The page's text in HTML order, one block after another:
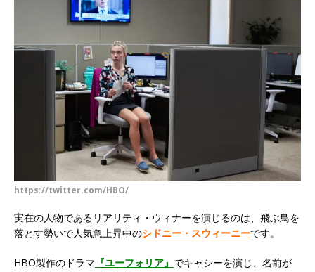
https://twitter.com/HBO/
実在の人物であるリアリティ・ウィナーを演じるのは、飛ぶ鳥を
落とす勢いで人気急上昇中のシドニー・スウィーニーです。
HBO製作のドラマ 『ユーフォリア』 でキャシーを演じ、名前が